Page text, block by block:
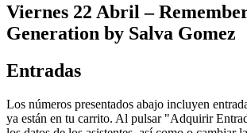
Viernes 22 Abril –
Generation by Salva Gomez
Entradas
Los números presentados abajo incluyen
ya están en tu carrito. Al pulsar "Adquirir